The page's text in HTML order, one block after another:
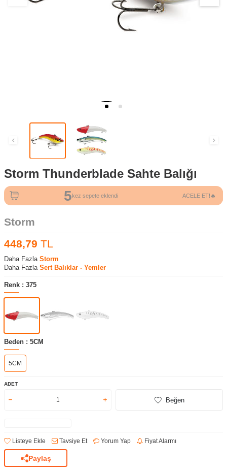
Storm Thunderblade Sahte Balığı
5kez sepete eklendi ACELE ET!🔥
Storm
448,79 TL
Daha Fazla Storm
Daha Fazla Sert Balıklar - Yemler
Renk : 375
Beden : 5CM
5CM
ADET
Beğen
Listeye Ekle Tavsiye Et Yorum Yap Fiyat Alarmı
Paylaş